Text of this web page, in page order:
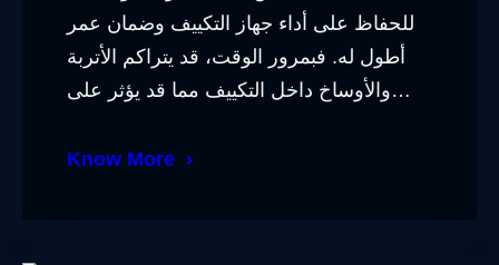
للحفاظ على أداء جهاز التكييف وضمان عمر
أطول له. فبمرور الوقت، قد يتراكم الأتربة
والأوساخ داخل التكييف مما قد يؤثر على…
Know More